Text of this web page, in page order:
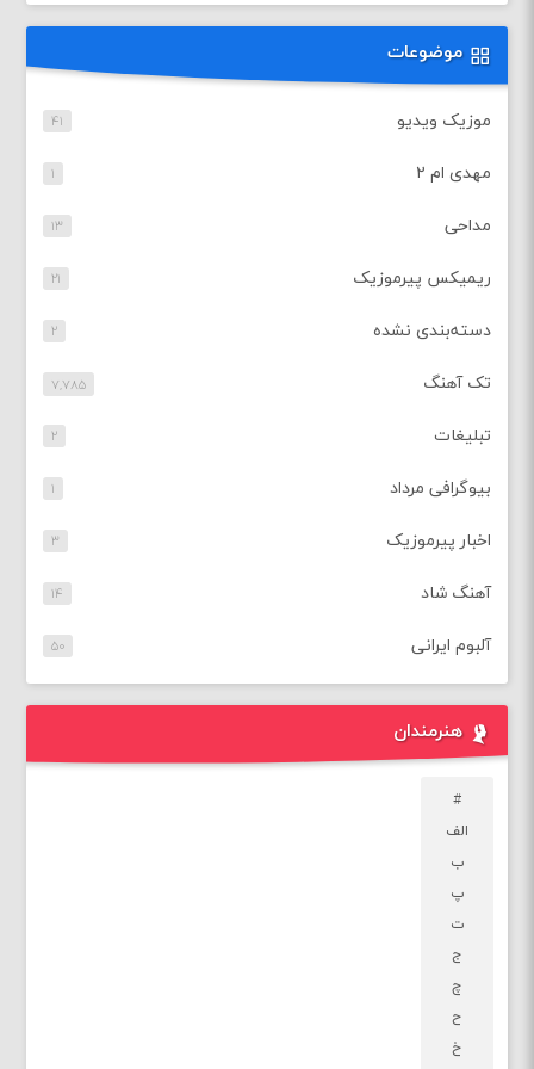
موضوعات
موزیک ویدیو ۴۱
مهدی ام ۲ ۱
مداحی ۱۳
ریمیکس پیرموزیک ۲۱
دسته‌بندی نشده ۲
تک آهنگ ۷,۷۸۵
تبلیغات ۲
بیوگرافی مرداد ۱
اخبار پیرموزیک ۳
آهنگ شاد ۱۴
آلبوم ایرانی ۵۰
هنرمندان
#
الف
ب
پ
ت
ج
چ
ح
خ